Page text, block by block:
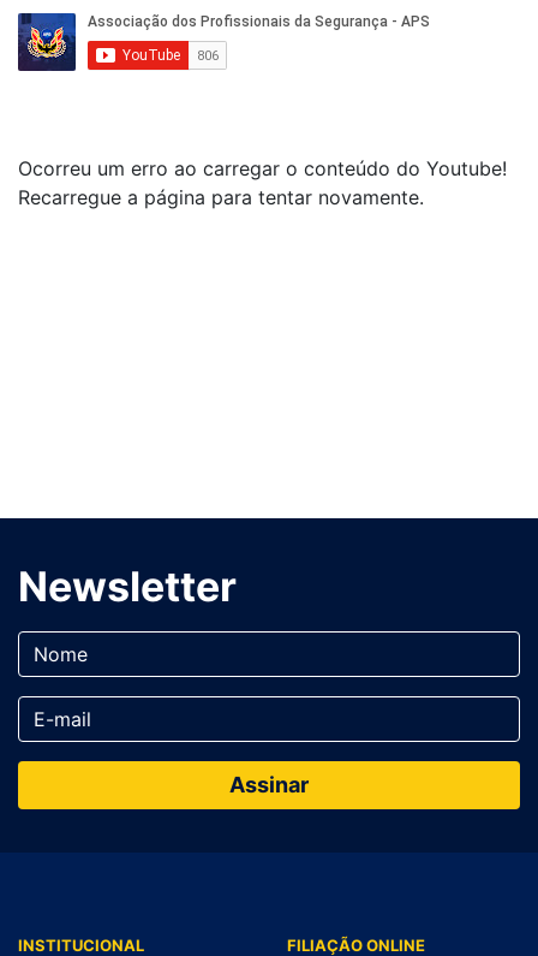
Ocorreu um erro ao carregar o conteúdo do Youtube!
Recarregue a página para tentar novamente.
Newsletter
INSTITUCIONAL
FILIAÇÃO ONLINE